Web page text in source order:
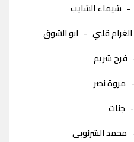
شيماء الشايب
قلبي- ابو الشوق
فرح شريم
مروة نصر
جنات
محمد الشرنوبى